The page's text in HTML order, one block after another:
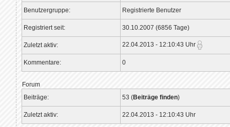
Benutzergruppe: Registrierte Benutzer
Registriert seit: 30.10.2007 (6856 Tage)
Zuletzt aktiv: 22.04.2013 - 12:10:43 Uhr
Kommentare: 0
Forum
Beiträge:
53 (Beiträge finden)
Zuletzt aktiv: 22.04.2013 - 12:10:43 Uhr